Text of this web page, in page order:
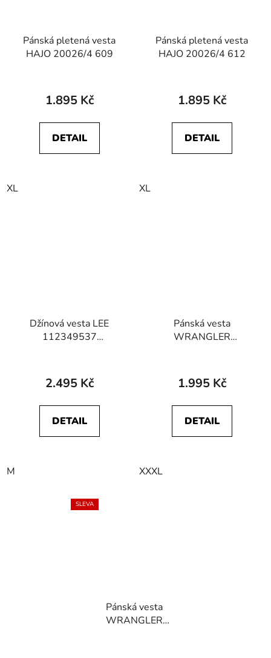
Pánská pletená vesta
HAJO 20026/4 609
1.895 Kč
DETAIL
XL
Pánská pletená vesta
HAJO 20026/4 612
1.895 Kč
DETAIL
XL
Džínová vesta LEE
112349537
2.495 Kč
DETAIL
M
Pánská vesta
WRANGLER
VEST Black
1.995 Kč
DETAIL
XXXL
SLEVA
Pánská vesta
WRANGLER